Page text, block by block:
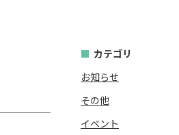
カテゴリ
お知らせ
その他
イベント